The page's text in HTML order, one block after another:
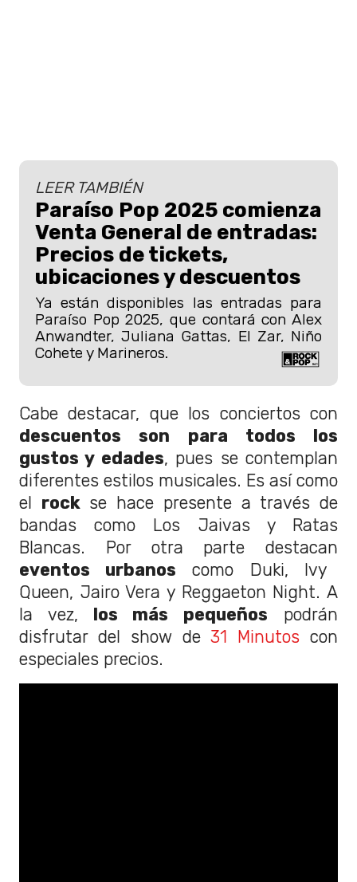
LEER TAMBIÉN
Paraíso Pop 2025 comienza
Venta General de entradas:
Precios de tickets,
ubicaciones y descuentos
Ya están disponibles las entradas para
Paraíso Pop 2025, que contará con Alex
Anwandter, Juliana Gattas, El Zar, Niño
Cohete y Marineros.
Cabe destacar, que los conciertos con
descuentos son para todos los
gustos y edades, pues se contemplan
diferentes estilos musicales. Es así como
el rockse hace presente a través de
bandas como Los Jaivas y Ratas
Blancas. Por otra parte destacan
eventos urbanos como Duki, Ivy
Queen, Jairo Vera y Reggaeton Night. A
la vez, los más pequeños podrán
disfrutar del show de31 Minutos con
especiales precios.